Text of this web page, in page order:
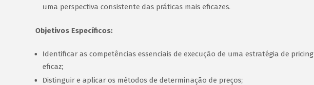
uma perspectiva consistente das práticas mais eficazes.
Objetivos Específicos:
Identificar as competências essenciais de execução de uma estratégia de pricing
eficaz;
Distinguir e aplicar os métodos de determinação de preços;